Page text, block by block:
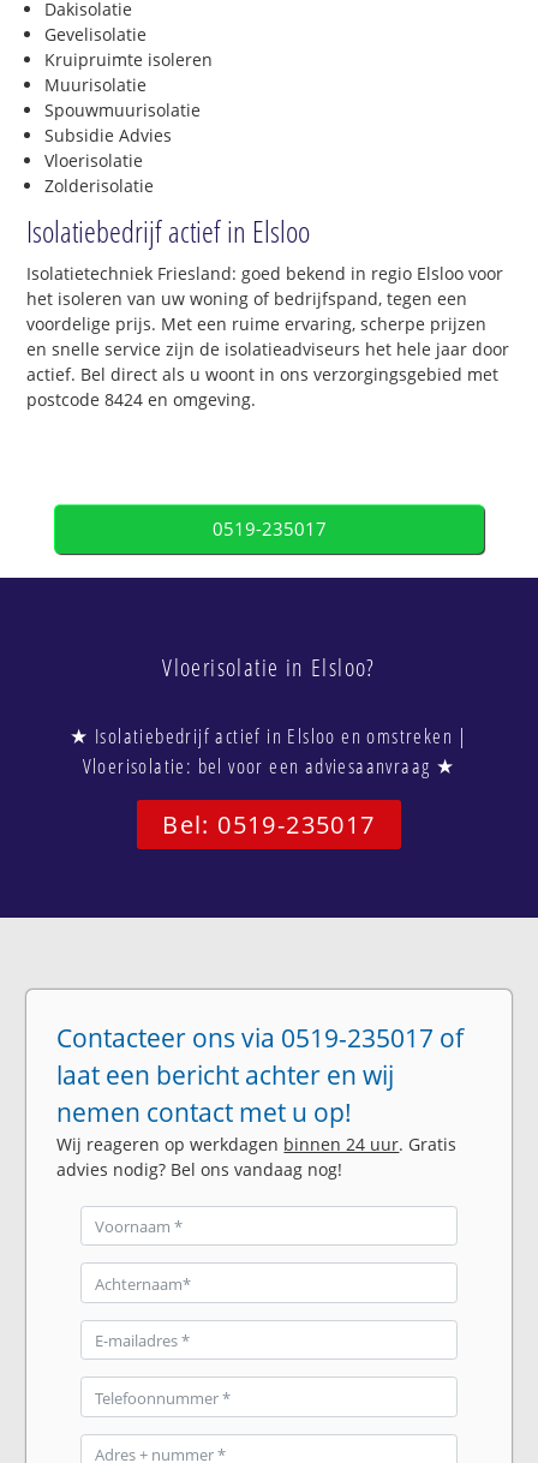
Dakisolatie
Gevelisolatie
Kruipruimte isoleren
Muurisolatie
Spouwmuurisolatie
Subsidie Advies
Vloerisolatie
Zolderisolatie
Isolatiebedrijf actief in Elsloo
Isolatietechniek Friesland: goed bekend in regio Elsloo voor
het isoleren van uw woning of bedrijfspand, tegen een
voordelige prijs. Met een ruime ervaring, scherpe prijzen
en snelle service zijn de isolatieadviseurs het hele jaar door
actief. Bel direct als u woont in ons verzorgingsgebied met
postcode 8424 en omgeving.
0519-235017
Vloerisolatie in Elsloo?
★ Isolatiebedrijf actief in Elsloo en omstreken |
Vloerisolatie: bel voor een adviesaanvraag ★
Bel: 0519-235017
Contacteer ons via 0519-235017 of
laat een bericht achter en wij
nemen contact met u op!
Wij reageren op werkdagen binnen 24 uur. Gratis
advies nodig? Bel ons vandaag nog!